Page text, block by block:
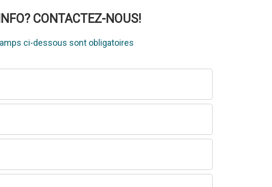
CONTACTEZ-NOUS!
ci-dessous sont obligatoires